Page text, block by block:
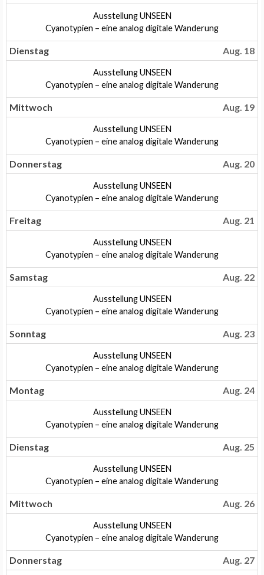
2026
Montag,
August
Ausstellung UNSEEN
Montag,
17th
2026
Cyanotypien – eine analog digitale Wanderung
Dienstag Aug. 18
Dienstag,
August
Ausstellung UNSEEN
Dienstag,
18th
2026
Cyanotypien – eine analog digitale Wanderung
Mittwoch Aug. 19
Mittwoch,
August
Ausstellung UNSEEN
Mittwoch,
19th
2026
Cyanotypien – eine analog digitale Wanderung
Donnerstag Aug. 20
Donnerstag,
August
Ausstellung UNSEEN
Donnerstag,
2026
Cyanotypien – eine analog digitale Wanderung
Freitag Aug. 21
Freitag,
August
Ausstellung UNSEEN
Freitag,
21st
2026
Cyanotypien – eine analog digitale Wanderung
Samstag Aug. 22
Samstag,
August
Ausstellung UNSEEN
Samstag,
22nd
2026
Cyanotypien – eine analog digitale Wanderung
Sonntag Aug. 23
Sonntag,
August
Ausstellung UNSEEN
Sonntag,
2026
Cyanotypien – eine analog digitale Wanderung
Montag Aug. 24
Montag,
August
Ausstellung UNSEEN
Montag,
24th
2026
Cyanotypien – eine analog digitale Wanderung
Dienstag Aug. 25
Dienstag,
August
Ausstellung UNSEEN
Dienstag,
25th
2026
Cyanotypien – eine analog digitale Wanderung
Mittwoch Aug. 26
Mittwoch,
August
Ausstellung UNSEEN
Mittwoch,
26th
2026
Cyanotypien – eine analog digitale Wanderung
Donnerstag Aug. 27